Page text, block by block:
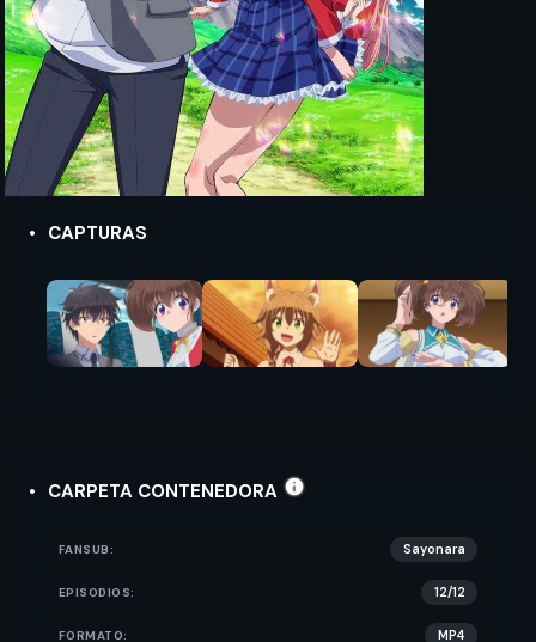
CAPTURAS
CARPETA CONTENEDORA
FANSUB: Sayonara
EPISODIOS: 12/12
FORMATO: MP4